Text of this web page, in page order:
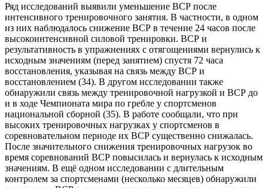
Ряд исследований выявили уменьшение ВСР после
интенсивного тренировочного занятия. В частности, в одном
из них наблюдалось снижение ВСР в течение 24 часов после
высокоинтенсивной силовой тренировки. ВСР и
результативность в упражнениях с отягощениями вернулись к
исходным значениям (перед занятием) спустя 72 часа
восстановления, указывая на связь между ВСР и
восстановлением (34). В другом исследовании также
обнаружили связь между тренировочной нагрузкой и ВСР до
и в ходе Чемпионата мира по гребле у спортсменов
национальной сборной (35). В работе сообщали, что при
высоких тренировочных нагрузках у спортсменов в
соревновательном периоде их ВСР существенно снижалась.
После значительного снижения тренировочных нагрузок во
время соревнований ВСР повысилась и вернулась к исходным
значениям. В ещё одном исследовании с длительным
контролем за спортсменами (несколько месяцев) обнаружили